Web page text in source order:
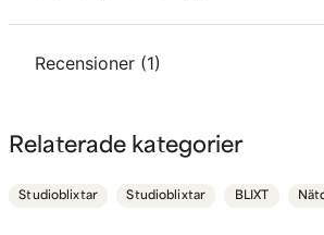
question
Fråga oss något om denna
Recensioner (1)
Anonym
Relaterade kategorier
Studioblixtar Studioblixtar BLIXT